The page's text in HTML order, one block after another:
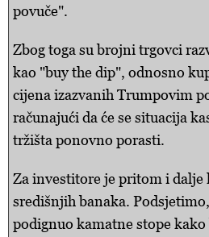
povuče".
Zbog toga su brojni trgovci
kao "buy the dip", odnosno
cijena izazvanih Trumpovim
računajući da će se situacija
tržišta ponovno porasti.
Za investitore je pritom i
središnjih banaka.
podignuo kamatne stope